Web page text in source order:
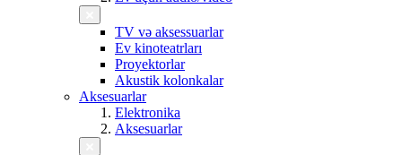
TV və aksessuarlar
Ev kinoteatrları
Proyektorlar
Akustik kolonkalar
Aksesuarlar
Elektronika
Aksesuarlar